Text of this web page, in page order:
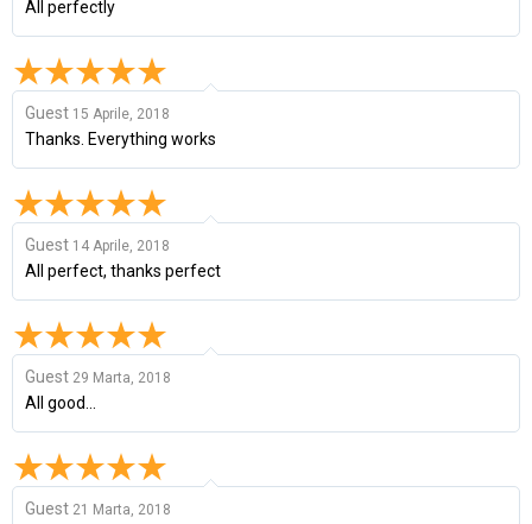
All perfectly
Guest 15 Aprile, 2018
Thanks. Everything works
Guest 14 Aprile, 2018
All perfect, thanks perfect
Guest 29 Marta, 2018
All good...
Guest 21 Marta, 2018